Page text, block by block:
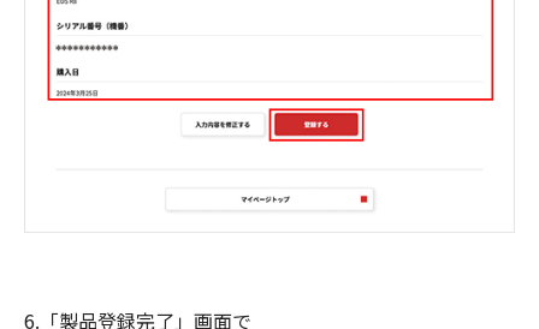
6.「製品登録完了」画面で